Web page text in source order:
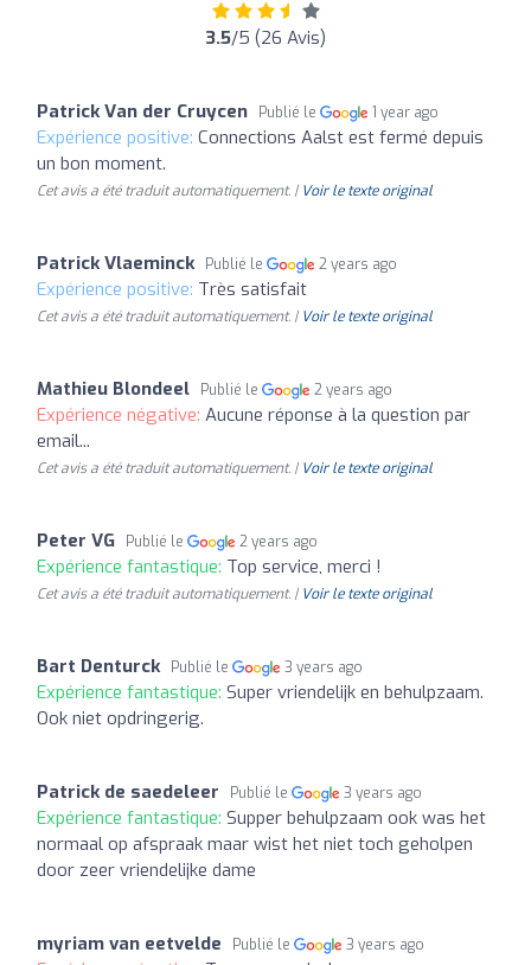
3.5/5 (26 Avis)
Patrick Van der Cruycen Publié le 1 year ago
Expérience positive: Connections Aalst est fermé depuis
un bon moment.
Cet avis a été traduit automatiquement. | Voir le texte original
Patrick Vlaeminck Publié le 2 years ago
Expérience positive: Très satisfait
Cet avis a été traduit automatiquement. | Voir le texte original
Mathieu Blondeel Publié le 2 years ago
Expérience négative: Aucune réponse à la question par
email...
Cet avis a été traduit automatiquement. | Voir le texte original
Peter VG Publié le 2 years ago
Expérience fantastique: Top service, merci !
Cet avis a été traduit automatiquement. | Voir le texte original
Bart Denturck Publié le 3 years ago
Expérience fantastique: Super vriendelijk en behulpzaam.
Ook niet opdringerig.
Patrick de saedeleer Publié le 3 years ago
Expérience fantastique: Supper behulpzaam ook was het
normaal op afspraak maar wist het niet toch geholpen
door zeer vriendelijke dame
myriam van eetvelde Publié le 3 years ago